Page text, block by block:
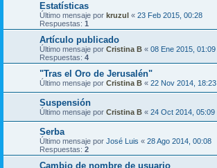
Estatísticas
Último mensaje por kruzul « 23 Feb 2015, 00:28
Respuestas: 1
Artículo publicado
Último mensaje por Cristina B « 08 Ene 2015, 01:09
Respuestas: 4
"Tras el Oro de Jerusalén"
Último mensaje por Cristina B « 22 Nov 2014, 18:23
Suspensión
Último mensaje por Cristina B « 24 Oct 2014, 05:09
Serba
Último mensaje por José Luis « 28 Ago 2014, 00:08
Respuestas: 2
Cambio de nombre de usuario